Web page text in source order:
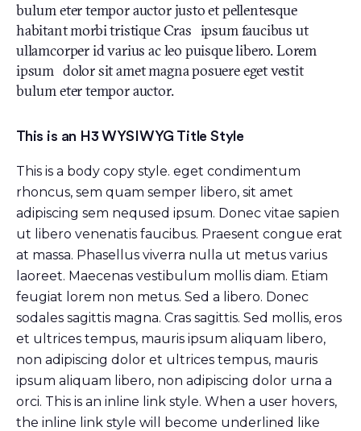
bulum eter tempor auctor justo et pellentesque
habitant morbi tristique Cras ipsum faucibus ut
ullamcorper id varius ac leo puisque libero. Lorem
ipsum dolor sit amet magna posuere eget vestit
bulum eter tempor auctor.
This is an H3 WYSIWYG Title Style
This is a body copy style. eget condimentum
rhoncus, sem quam semper libero, sit amet
adipiscing sem neqused ipsum. Donec vitae sapien
ut libero venenatis faucibus. Praesent congue erat
at massa. Phasellus viverra nulla ut metus varius
laoreet. Maecenas vestibulum mollis diam. Etiam
feugiat lorem non metus. Sed a libero. Donec
sodales sagittis magna. Cras sagittis. Sed mollis, eros
et ultrices tempus, mauris ipsum aliquam libero,
non adipiscing dolor et ultrices tempus, mauris
ipsum aliquam libero, non adipiscing dolor urna a
orci. This is an inline link style. When a user hovers,
the inline link style will become underlined like